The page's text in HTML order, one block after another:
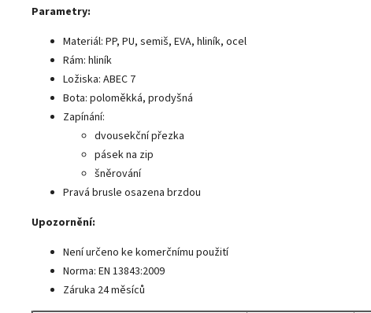
Parametry:
Materiál: PP, PU, semiš, EVA, hliník, ocel
Rám: hliník
Ložiska: ABEC 7
Bota: poloměkká, prodyšná
Zapínání:
dvousekční přezka
pásek na zip
šněrování
Pravá brusle osazena brzdou
Upozornění:
Není určeno ke komerčnímu použití
Norma: EN 13843:2009
Záruka 24 měsíců